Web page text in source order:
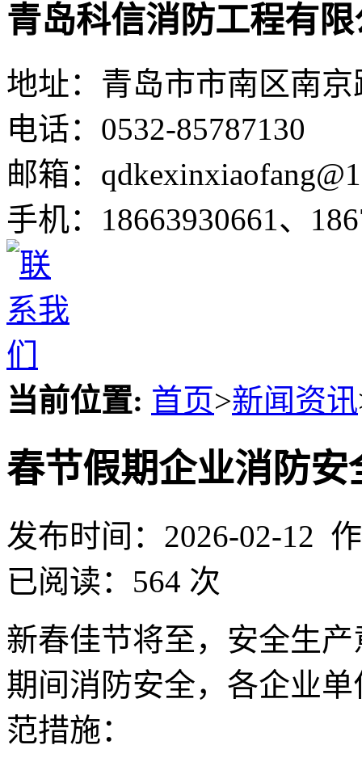
青岛科信消防工程有
地址：青岛市市南区南京
电话：0532-85787130
邮箱：
手机：18663930661、
当前位置: 首页>新闻资讯
春节假期企业消防安
发布时间：2026-02-12
已阅读：564 次
新春佳节将至，安全生
期间消防安全，各企业
范措施：